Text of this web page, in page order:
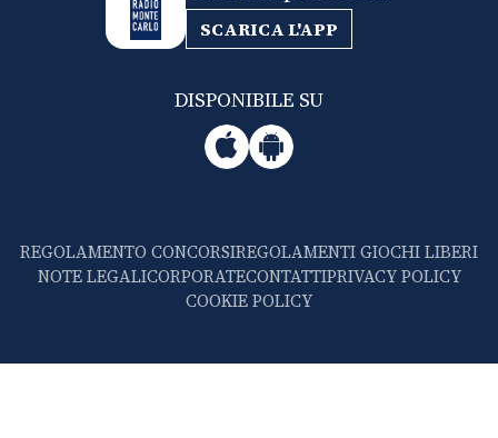
SCARICA L'APP
DISPONIBILE SU
REGOLAMENTO CONCORSIREGOLAMENTI GIOCHI LIBERI
NOTE LEGALICORPORATECONTATTIPRIVACY POLICY
COOKIE POLICY